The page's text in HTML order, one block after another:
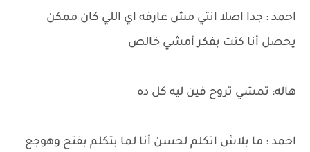
احمد : جدا اصلا انتي مش عارفه اي اللي كان ممكن
يحصل أنا كنت بفكر أمشي خالص
هاله: تمشي تروح فين ليه كل ده
احمد : ما بلاش اتكلم لحسن أنا لما بتكلم بفتح وهوجع